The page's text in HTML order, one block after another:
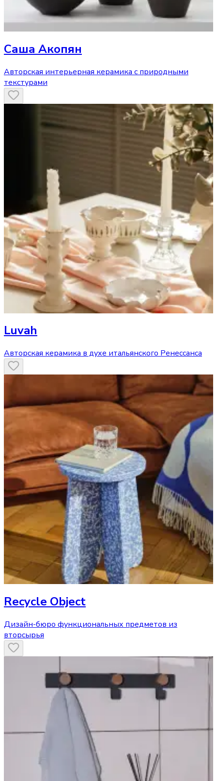
Саша Акопян
Авторская интерьерная керамика с природными
текстурами
Luvah
Авторская керамика в духе итальянского Ренессанса
Recycle Object
Дизайн-бюро функциональных предметов из
вторсырья